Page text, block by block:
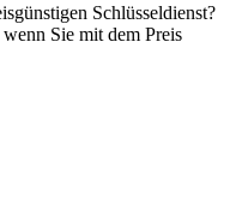
Schlüsseldienst?
Sie mit dem Preis